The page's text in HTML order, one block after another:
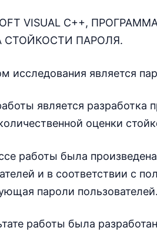
VISUAL С++,
СТОЙКОСТИ ПАРОЛЯ.
исследования является
является разработка
оценки
работы была
и в соответствии с
пароли пользователей.
работы была